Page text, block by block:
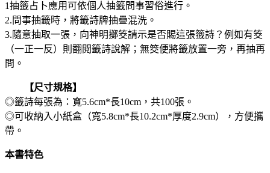
1抽籤占卜應用可依個人抽籤問事習俗進行。
2.問事抽籤時，將籤詩牌抽疊混洗。
3.隨意抽取一張，向神明擲筊請示是否賜這張籤詩？例如有筊
（一正一反）則翻閱籤詩說解；無筊便將籤放置一旁，再抽再
問。
【尺寸規格】
◎籤詩每張為：寬5.6cm*長10cm，共100張。
◎可收納入小紙盒（寬5.8cm*長10.2cm*厚度2.9cm），方便攜
帶。
本書特色